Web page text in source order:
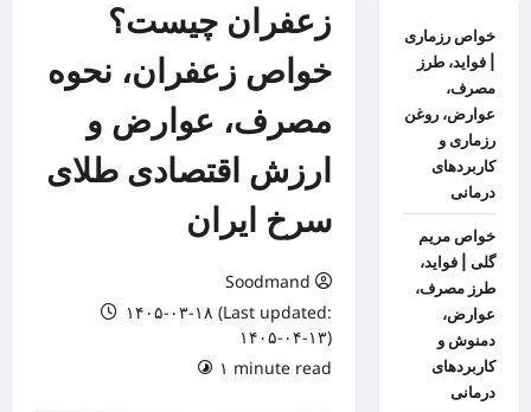
زعفران چیست؟
خواص زعفران، نحوه
مصرف، عوارض و
ارزش اقتصادی طلای
سرخ ایران
Soodmand
۱۴۰۵-۰۳-۱۸ (Last updated:
۱۴۰۵-۰۴-۱۳)
۱ minute read
خواص رزماری
| فواید، طرز
مصرف،
عوارض، روغن
رزماری و
کاربردهای
درمانی
خواص مریم
گلی | فواید،
طرز مصرف،
عوارض،
دمنوش و
کاربردهای
درمانی